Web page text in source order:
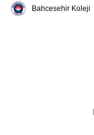
Bahcesehir Koleji